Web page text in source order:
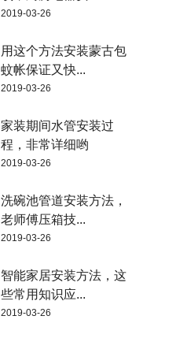
2019-03-26
用这个方法安装蒙古包
蚊帐保证又快...
2019-03-26
家装期间水管安装过
程，非常详细哟
2019-03-26
洗碗池管道安装方法，
老师傅压箱技...
2019-03-26
智能家居安装方法，这
些常用知识应...
2019-03-26